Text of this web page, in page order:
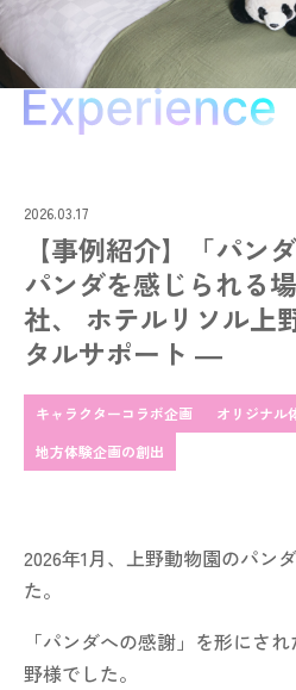
2026.03.17
【事例紹介】「パン
パンダを感じられる
社、 ホテルリソル上
タルサポート ―
キャラクターコラボ企画
オリジナル
地方体験企画の創出
2026年1月、上野動物園のパン
た。
「パンダへの感謝」を形にさ
野様でした。